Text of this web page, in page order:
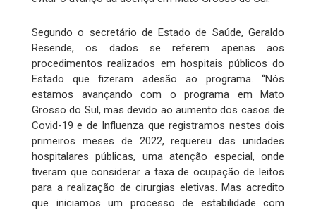
Segundo o secretário de Estado de Saúde, Geraldo
Resende, os dados se referem apenas aos
procedimentos realizados em hospitais públicos do
Estado que fizeram adesão ao programa. “Nós
estamos avançando com o programa em Mato
Grosso do Sul, mas devido ao aumento dos casos de
Covid-19 e de Influenza que registramos nestes dois
primeiros meses de 2022, requereu das unidades
hospitalares públicas, uma atenção especial, onde
tiveram que considerar a taxa de ocupação de leitos
para a realização de cirurgias eletivas. Mas acredito
que iniciamos um processo de estabilidade com